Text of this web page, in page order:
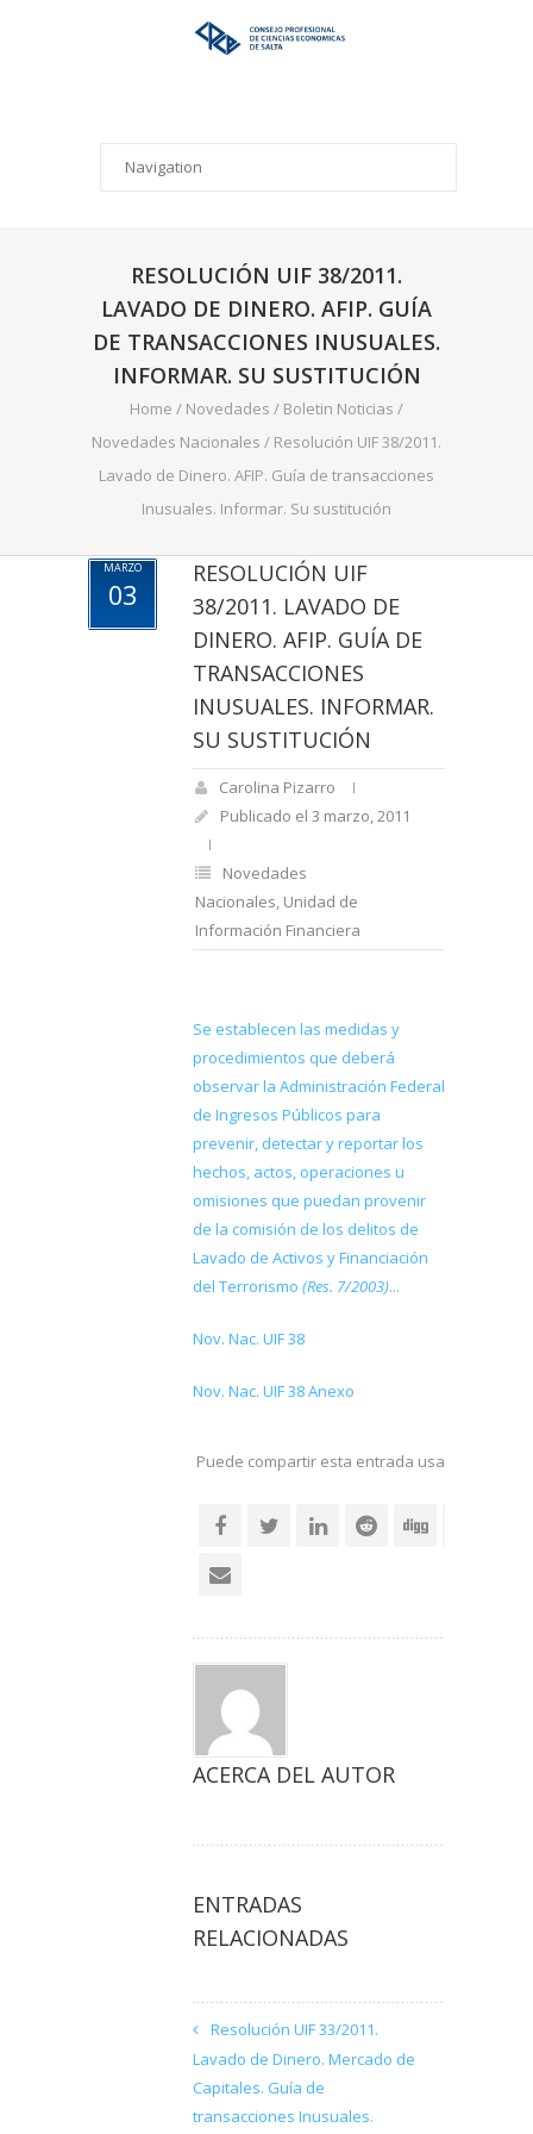
RESOLUCIÓN UIF 38/2011.
LAVADO DE DINERO. AFIP. GUÍA
DE TRANSACCIONES INUSUALES.
INFORMAR. SU SUSTITUCIÓN
Home / Novedades / Boletin Noticias /
Novedades Nacionales / Resolución UIF 38/2011.
Lavado de Dinero. AFIP. Guía de transacciones
Inusuales. Informar. Su sustitución
MARZO
03
RESOLUCIÓN UIF
38/2011. LAVADO DE
DINERO. AFIP. GUÍA DE
TRANSACCIONES
INUSUALES. INFORMAR.
SU SUSTITUCIÓN
Carolina Pizarro
Publicado el 3 marzo, 2011
Novedades
Nacionales, Unidad de
Información Financiera
Se establecen las medidas y
procedimientos que deberá
observar la Administración Federal
de Ingresos Públicos para
prevenir, detectar y reportar los
hechos, actos, operaciones u
omisiones que puedan provenir
de la comisión de los delitos de
Lavado de Activos y Financiación
del Terrorismo (Res. 7/2003)...
Nov. Nac. UIF 38
Nov. Nac. UIF 38 Anexo
Puede compartir esta entrada usando sus
ACERCA DEL AUTOR
ENTRADAS
RELACIONADAS
Resolución UIF 33/2011.
Lavado de Dinero. Mercado de
Capitales. Guía de
transacciones Inusuales.